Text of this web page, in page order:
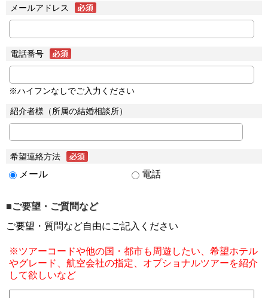
メールアドレス
電話番号
※ハイフンなしでご入力ください
紹介者様（所属の結婚相談所）
希望連絡方法
メール 電話
■ご要望・ご質問など
ご要望・質問など自由にご記入ください
※ツアーコードや他の国・都市も周遊したい、希望ホテル
やグレード、航空会社の指定、オプショナルツアーを紹介
して欲しいなど